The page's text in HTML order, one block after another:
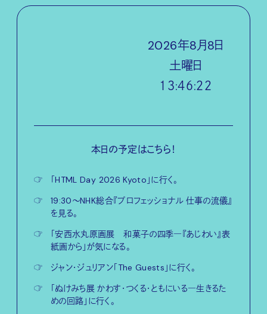
2026年8月8日
土曜日
１３:４６:２３
本日の予定はこちら！
☞
「HTML Day 2026 Kyoto」に行く。
☞
19:30〜NHK総合『プロフェッショナル 仕事の流儀』
を見る。
☞
「安西水丸原画展 和菓子の四季―『あじわい』表
紙画から」が気になる。
☞
ジャン・ジュリアン「The Guests」に行く。
☞
「ぬけみち展 かわす・つくる・ともにいる―生きるた
めの回路」に行く。